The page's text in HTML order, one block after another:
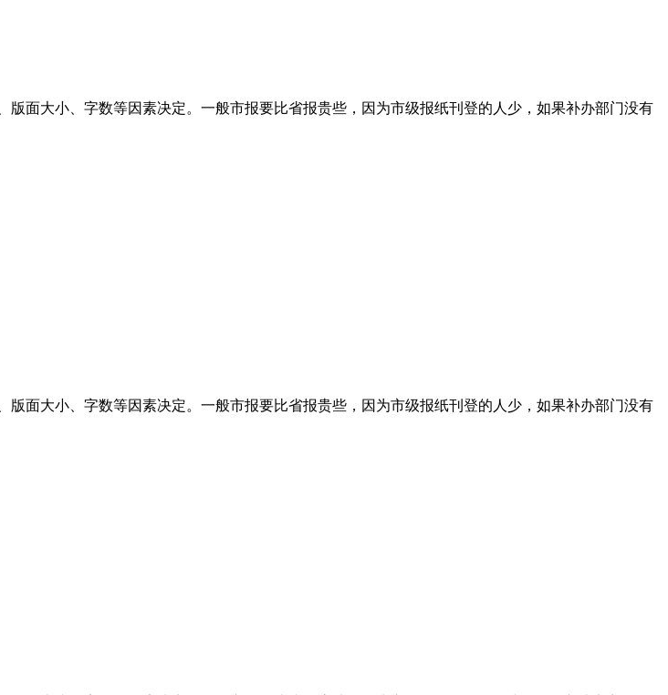
面大小、字数等因素决定。一般市报要比省报贵些，因为市级报纸刊登的人少，如果补办部门没有
面大小、字数等因素决定。一般市报要比省报贵些，因为市级报纸刊登的人少，如果补办部门没有